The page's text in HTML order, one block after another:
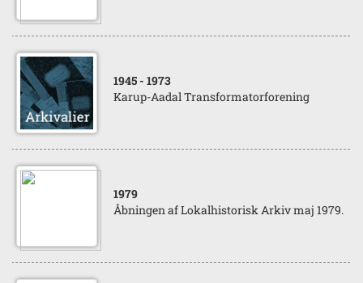
1945 - 1973
Karup-Aadal Transformatorforening
1979
Åbningen af Lokalhistorisk Arkiv maj 1979.